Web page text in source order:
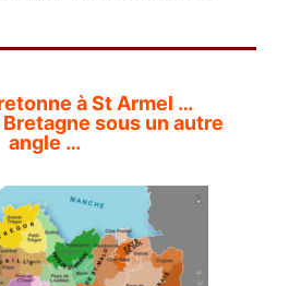
à St Armel …
sous un autre
angle …